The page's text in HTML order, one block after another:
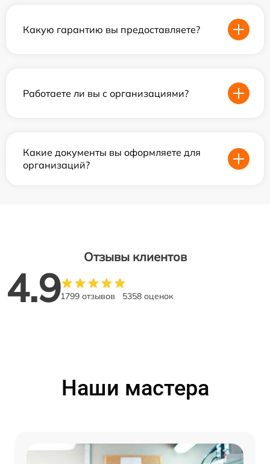
Какую гарантию вы предоставляете?
Работаете ли вы с организациями?
Какие документы вы оформляете для
организаций?
Отзывы клиентов
4.91799 отзывов 5358 оценок
Наши мастера